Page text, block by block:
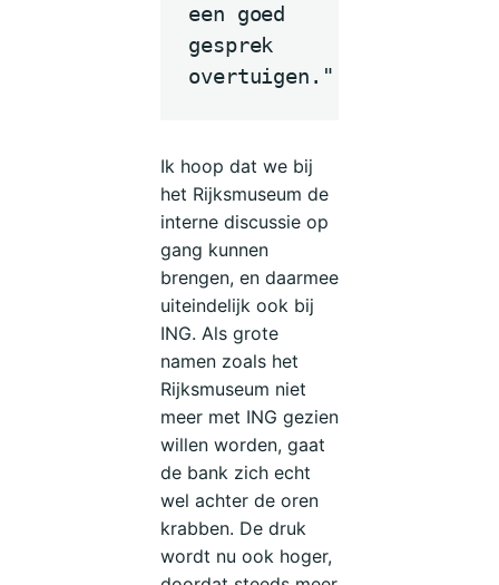
een goed
gesprek
overtuigen."
Ik hoop dat we bij
het Rijksmuseum de
interne discussie op
gang kunnen
brengen, en daarmee
uiteindelijk ook bij
ING. Als grote
namen zoals het
Rijksmuseum niet
meer met ING gezien
willen worden, gaat
de bank zich echt
wel achter de oren
krabben. De druk
wordt nu ook hoger,